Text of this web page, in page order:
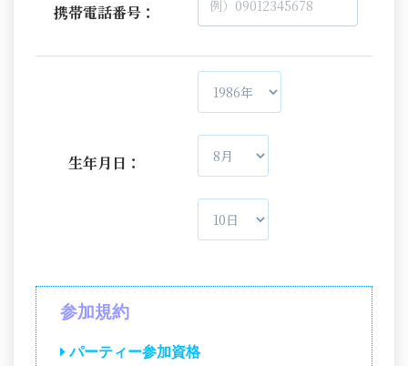
携帯電話番号：
生年月日：